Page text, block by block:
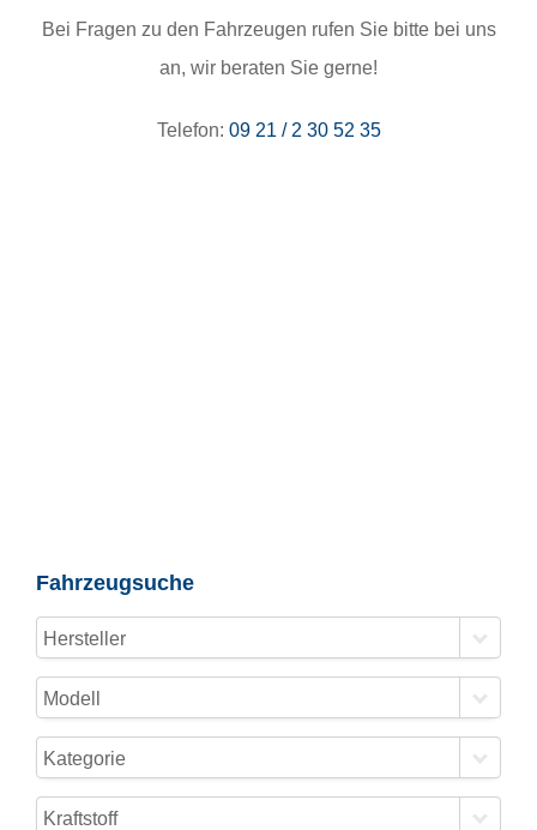
Bei Fragen zu den Fahrzeugen rufen Sie bitte bei uns
an, wir beraten Sie gerne!
Telefon: 09 21 / 2 30 52 35
Fahrzeugsuche
Hersteller
Modell
Kategorie
Kraftstoff